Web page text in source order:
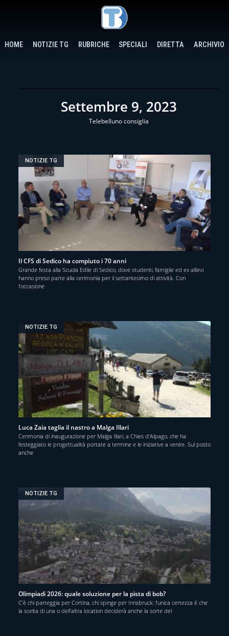
HOME NOTIZIE TG RUBRICHE SPECIALI DIRETTA ARCHIVIO
Settembre 9, 2023
Telebelluno consiglia
NOTIZIE TG
Il CFS di Sedico ha compiuto i 70 anni
Grande festa alla Scuola Edile di Sedico, dove studenti, famiglie ed ex allievi
hanno preso parte alla cerimonia per il settantesimo di attività. Con
l’occasione
NOTIZIE TG
Luca Zaia taglia il nastro a Malga Illari
Cerimonia di inaugurazione per Malga Illari, a Chies d’Alpago, che ha
festeggiato le progettualità portate a termine e le iniziative a venire. Sul posto
anche
NOTIZIE TG
Olimpiadi 2026: quale soluzione per la pista di bob?
C’è chi parteggia per Cortina, chi spinge per Innsbruck: l’unica certezza è che
la scelta di una o dell’altra location deciderà anche la sorte del